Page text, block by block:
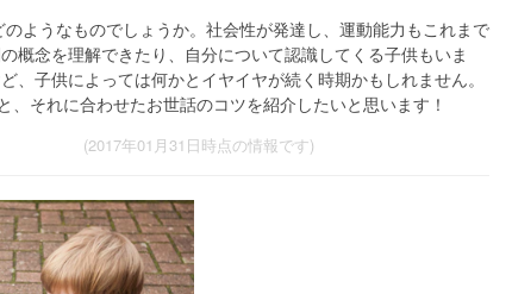
ようなものでしょうか。社会性が発達し、運動能力もこれまで
概念を理解できたり、自分について認識してくる子供もいま
、子供によっては何かとイヤイヤが続く時期かもしれません。
それに合わせたお世話のコツを紹介したいと思います！
(2017年01月31日時点の情報です)